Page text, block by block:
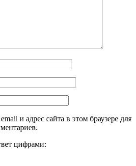
и адрес сайта в этом браузере для
цифрами: